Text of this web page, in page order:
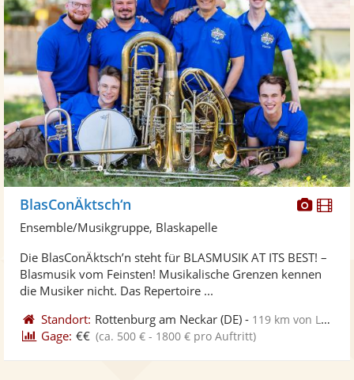
Fotos
BlasConÄktsch‘n
Ensemble/Musikgruppe, Blaskapelle
Die BlasConÄktsch’n steht für BLASMUSIK AT ITS BEST! –
Blasmusik vom Feinsten! Musikalische Grenzen kennen
die Musiker nicht. Das Repertoire ...
Standort: Rottenburg am Neckar (DE) - 119 km von Ludwigshafen am Rhein
Gage: €€ (ca. 500 € - 1800 € pro Auftritt)